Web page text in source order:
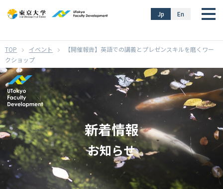
En
Jp
イベント
【開催報告】英語での講義とプレゼンスキルを磨くワー
クショップ
新着情報
お知らせ